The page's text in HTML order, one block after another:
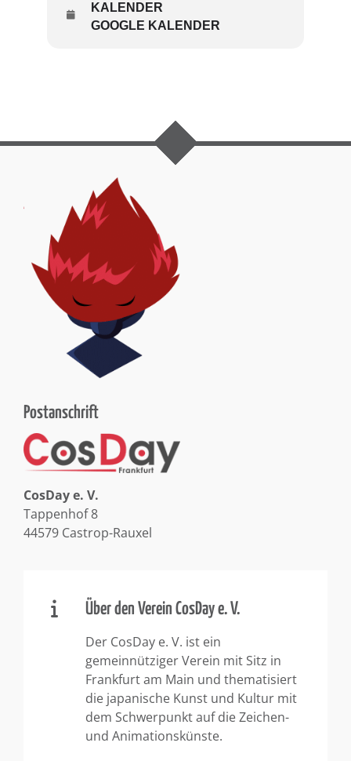
KALENDER
GOOGLE KALENDER
Postanschrift
CosDay e. V.
Tappenhof 8
44579 Castrop-Rauxel
Über den Verein CosDay e. V.
Der CosDay e. V. ist ein
gemeinnütziger Verein mit Sitz in
Frankfurt am Main und thematisiert
die japanische Kunst und Kultur mit
dem Schwerpunkt auf die Zeichen-
und Animationskünste.